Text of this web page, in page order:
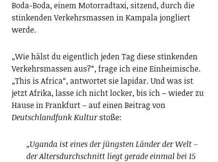
Boda-Boda, einem Motorradtaxi, sitzend, durch die
stinkenden Verkehrsmassen in Kampala jongliert
werde.
„Wie hälst du eigentlich jeden Tag diese stinkenden
Verkehrsmassen aus?“, frage ich eine Einheimische.
„This is Africa“, antwortet sie lapidar. Und was ist
jetzt Afrika, lasse ich nicht locker, bis ich – wieder zu
Hause in Frankfurt – auf einen Beitrag von
Deutschlandfunk Kulturstoße:
„Uganda ist eines der jüngsten Länder der Welt –
der Altersdurchschnitt liegt gerade einmal bei 15